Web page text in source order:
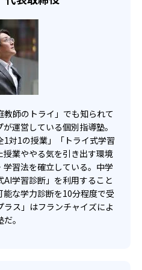
-
須磨学園中学校
南山中学校女子部 -
愛知中学校 -
古屋中学校 -
師のトライ」でも知られて
運営している個別指導塾。
1対1の授業」「トライ式学習
業ややる気を引き出す環境
習法を確立している。中学
学習診断」を利用すること
な学力診断を10分程度で受
ス」はフランチャイズによ
。